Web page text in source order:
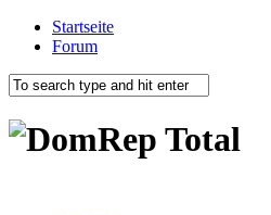
Startseite
Forum